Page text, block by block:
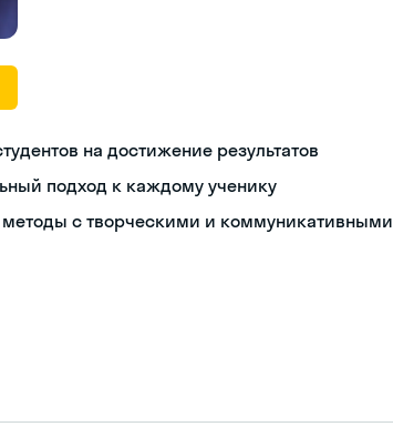
на достижение результатов
подход к каждому ученику
методы с творческими и коммуникативными